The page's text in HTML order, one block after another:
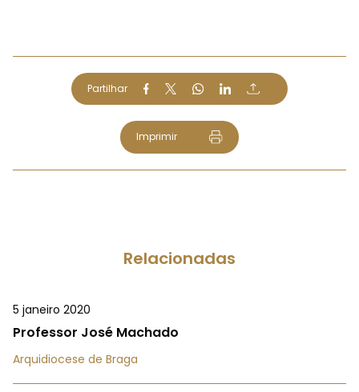
Partilhar
Imprimir
Relacionadas
5 janeiro 2020
Professor José Machado
Arquidiocese de Braga